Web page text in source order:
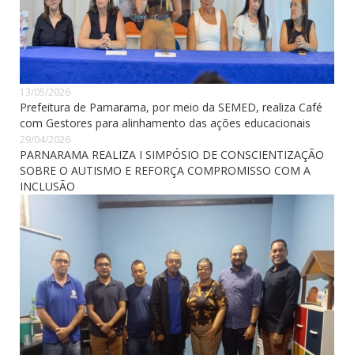
13/05/2026
Prefeitura de Parnarama, por meio da SEMED, realiza Café
com Gestores para alinhamento das ações educacionais
29/04/2026
PARNARAMA REALIZA I SIMPÓSIO DE CONSCIENTIZAÇÃO
SOBRE O AUTISMO E REFORÇA COMPROMISSO COM A
INCLUSÃO